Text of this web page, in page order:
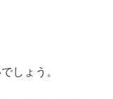
しょう。